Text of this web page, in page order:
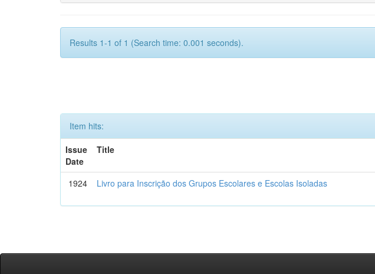
Results 1-1 of 1 (Search time: 0.001 seconds).
Item hits:
Issue
Date
Title
1924 Livro para Inscrição dos Grupos Escolares e Escolas Isoladas